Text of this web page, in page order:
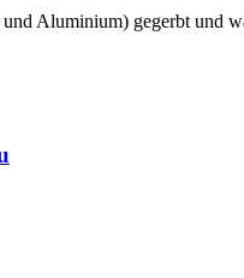
Aluminium) gegerbt und